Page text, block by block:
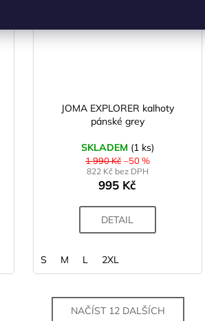
JOMA EXPLORER kalhoty
pánské grey
SKLADEM (1 ks)
1 990 Kč –50 %
822 Kč bez DPH
995 Kč
DETAIL
S M L 2XL
NAČÍST 12 DALŠÍCH